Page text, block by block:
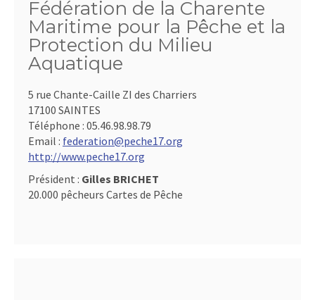
Fédération de la Charente
Maritime pour la Pêche et la
Protection du Milieu
Aquatique
5 rue Chante-Caille ZI des Charriers
17100 SAINTES
Téléphone : 05.46.98.98.79
Email : federation@peche17.org
http://www.peche17.org
Président : Gilles BRICHET
20.000 pêcheurs Cartes de Pêche